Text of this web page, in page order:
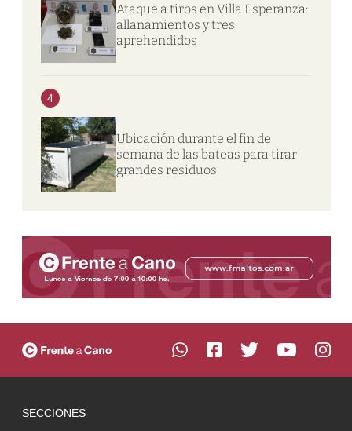
Ataque a tiros en Villa Esperanza:
allanamientos y tres
aprehendidos
4
Ubicación durante el fin de
semana de las bateas para tirar
grandes residuos
SECCIONES